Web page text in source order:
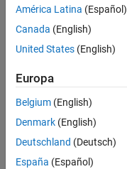
es
keine
offenen
Stellen,
Ihren
Suchkriterien
entsprechen.
können
die
América Latina (Español)
Canada (English)
United States (English)
Europa
Belgium (English)
Denmark (English)
Deutschland (Deutsch)
España (Español)